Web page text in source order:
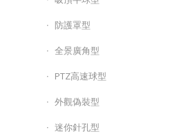
防護罩型
全景廣角型
PTZ高速球型
外觀偽裝型
迷你針孔型